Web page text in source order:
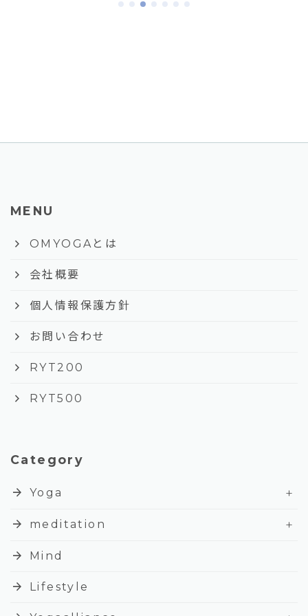
MENU
keyboard_arrow_right OMYOGAとは
keyboard_arrow_right 会社概要
keyboard_arrow_right 個人情報保護方針
keyboard_arrow_right お問い合わせ
keyboard_arrow_right RYT200
keyboard_arrow_right RYT500
Category
arrow_forward Yoga
+
arrow_forward
meditation
+
arrow_forward
Mind
arrow_forward Lifestyle